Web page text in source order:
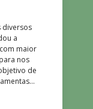
diversos
a
maior
nos
de
além de
incentiva o